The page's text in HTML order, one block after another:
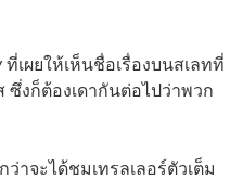
ที่เผยให้เห็นชื่อเรื่องบนสเลทที่
ซึ่งก็ต้องเดากันต่อไปว่าพวก
าจะได้ชมเทรลเลอร์ตัวเต็ม